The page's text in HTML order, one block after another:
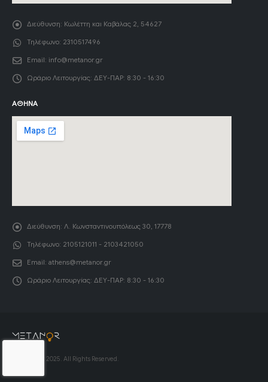
Διεύθυνση: Κωλέττη και Καβάλας 2, 54627
Τηλέφωνο: 2310517496
Email: info@metanor.gr
Ωράριο Λειτουργίας: ΔΕΥ-ΠΑΡ: 8:30 - 16:30
ΑΘΉΝΑ
Διεύθυνση: Λ. Κωνσταντινουπόλεως 30, 17778
Τηλέφωνο: 2105121011 - 2103421050
Email: athens@metanor.gr
Ωράριο Λειτουργίας: ΔΕΥ-ΠΑΡ: 8:30 - 16:30
© Copyright 2025. All Rights Reserved.